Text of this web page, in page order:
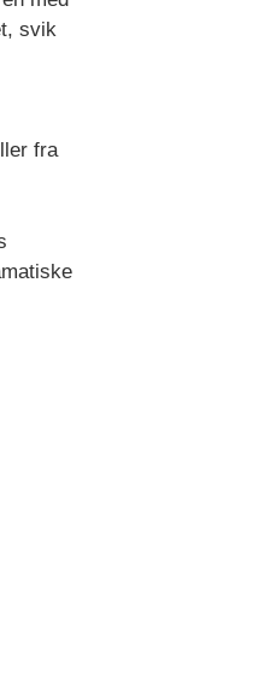
svik
fra